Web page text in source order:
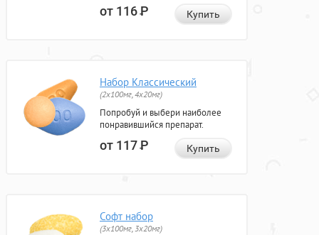
от 116Р Купить
Набор Классический
(2x100мг, 4x20мг)
Попробуй и выбери наиболее
понравившийся препарат.
от 117Р Купить
Софт набор
(3x100мг, 3x20мг)